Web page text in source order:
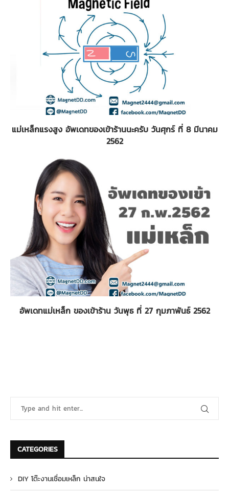
แม่เหล็กแรงสูง อัพเดทของเข้าร้านนะครับ วันศุกร์ ที่ 8 มีนาคม
2562
อัพเดทแม่เหล็ก ของเข้าร้าน วันพุธ ที่ 27 กุมภาพันธ์ 2562
CATEGORIES
DIY โต๊ะงานเชื่อมเหล็ก น่าสนใจ